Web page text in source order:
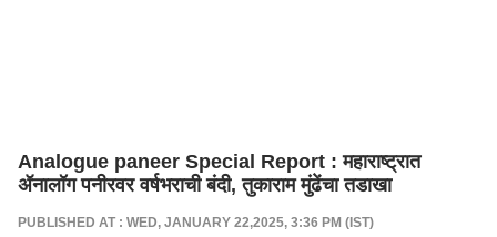
Analogue paneer Special Report : महाराष्ट्रात
ॲनालॉग पनीरवर वर्षभराची बंदी, तुकाराम मुंढेंचा तडाखा
PUBLISHED AT : WED, JANUARY 22,2025, 3:36 PM (IST)